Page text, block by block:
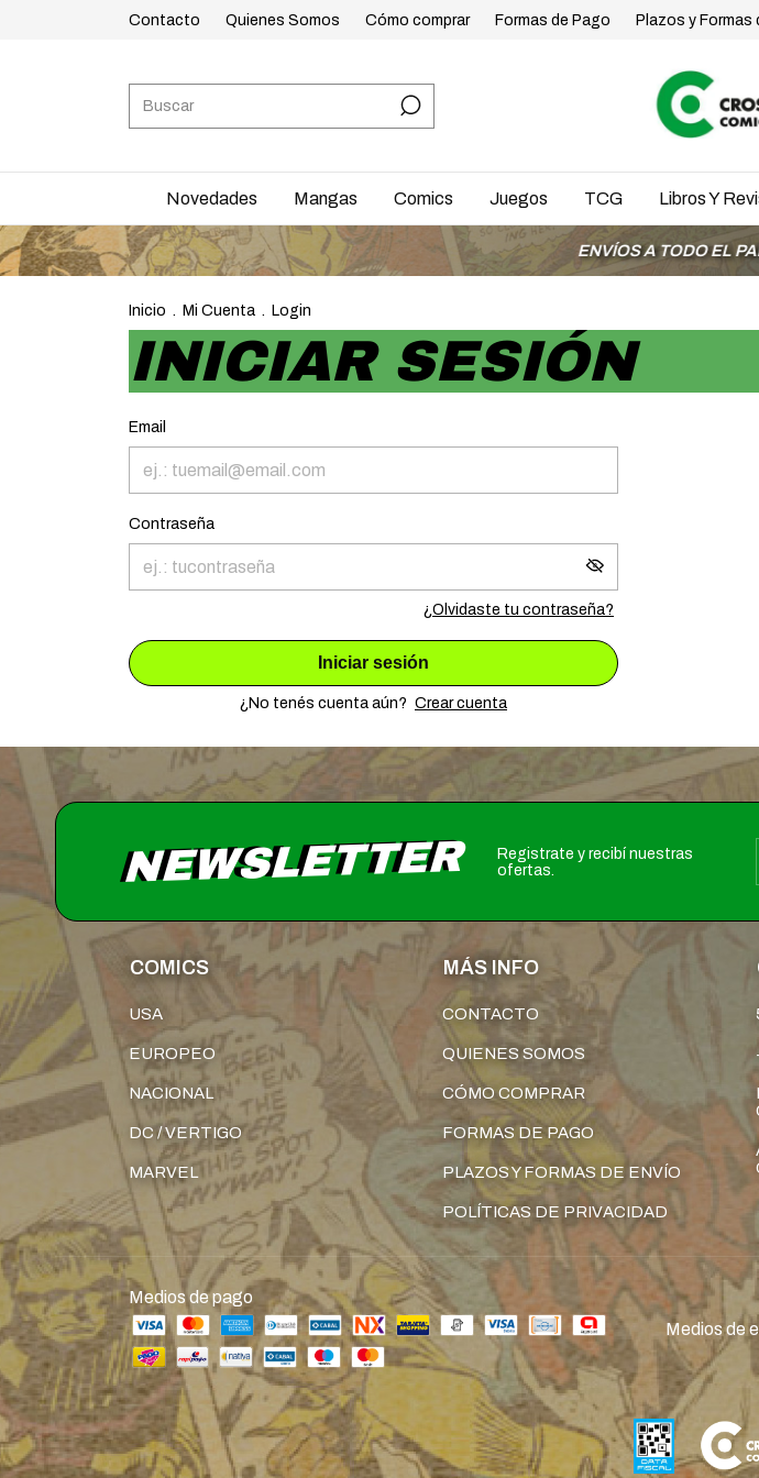
Contacto Quienes Somos Cómo comprar Formas de Pago Plazos y Formas
Novedades Mangas Comics Juegos TCG Libros Y
ENVÍOS A TODO EL PAÍS Y
Inicio . Mi Cuenta . Login
INICIAR SESIÓN
Email
Contraseña
¿Olvidaste tu contraseña?
Iniciar sesión
¿No tenés cuenta aún? Crear cuenta
NEWSLETTER
Registrate y recibí nuestras
ofertas.
COMICS
USA
EUROPEO
NACIONAL
DC / VERTIGO
MARVEL
MÁS INFO
CONTACTO
QUIENES SOMOS
CÓMO COMPRAR
FORMAS DE PAGO
PLAZOS Y FORMAS DE ENVÍO
POLÍTICAS DE PRIVACIDAD
Medios de pago
Medios de